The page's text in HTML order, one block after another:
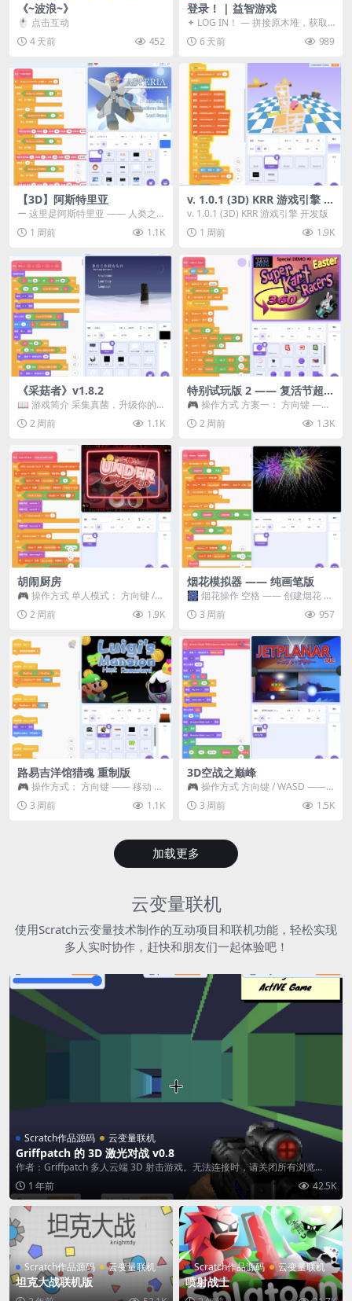
《~波浪~》
🖱️ 点击互动
4 天前
452
登录！ | 益智游戏
✦ LOG IN！ — 拼接原木堆，获取
分数！ ᑕ☲◎ ᑕ☲◎ ᑕ☲◎ ᑕ☲◎ ...
6 天前 989
【3D】阿斯特里亚
ー 这里是阿斯特里亚 —— 人类之
罪与未来希望交汇之地 📖 游戏简
介 《阿斯特里...
1 周前 1.1K
v. 1.0.1 (3D) KRR 游戏引擎 开
发版
v. 1.0.1 (3D) KRR 游戏引擎 开发版
1 周前
1.9K
《采菇者》v1.8.2
📖 游戏简介 采集真菌，升级你的
机体，并前往未知领域探索。 这是
一款静谧的探索冒...
2 周前 1.1K
特别试玩版 2 —— 复活节超级
卡丁车赛
🎮 操作方式 方案一： 方向键 ——
移动 Z —— 跳跃 / 漂移 方案二： ...
2 周前 1.3K
胡闹厨房
🎮 操作方式 单人模式： 方向键 /
WASD —— 移动 Z / K —— 抓...
2 周前 1.9K
烟花模拟器 —— 纯画笔版
🎆 烟花操作 空格 —— 创建烟花 1
~ 3 —— 切换烟花类型 普通烟花
嘶...3 周前 957
路易吉洋馆猎魂 重制版
🎮 操作方式： 方向键 —— 移动 &
跳跃 空格 —— 打开宝箱 将你...
3 周前 1.1K
3D空战之巅峰
🎮 操作方式 方向键 / WASD ——
移动 Z / K —— 射击 / 攻击...
3 周前 1.5K
加载更多
云变量联机
使用Scratch云变量技术制作的互动项目和联机功能，轻松实现
多人实时协作，赶快和朋友们一起体验吧！
Scratch作品源码 云变量联机
Griffpatch 的 3D 激光对战 v0.8
作者：Griffpatch 多人云端 3D 射击游戏。无法连接时，请关闭所有浏览...
1 年前
42.5K
Scratch作品源码 云变量联机
坦克大战联机版
Scratch作品源码 云变量联机
喷射战士